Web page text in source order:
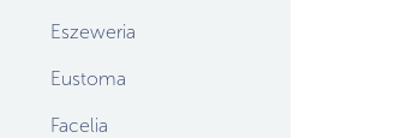
Eszeweria
Eustoma
Facelia